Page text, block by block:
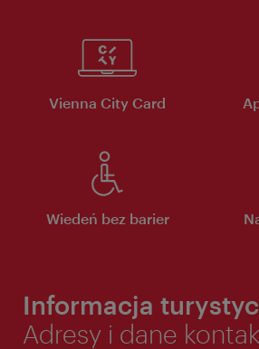
Vienna City Card
Wiedeń bez barier
Informacja
Adresy i dane